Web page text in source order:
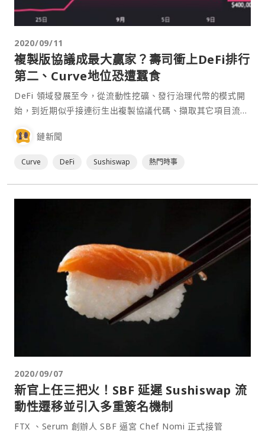
2020/09/11
複製版協議成最大贏家？壽司衝上DeFi排行
第二、Curve地位恐遭蠶食
DeFi 領域發展至今，從流動性挖礦、發行治理代幣的模式開
始，到近期似乎接連衍生出複製協議代碼、擷取其它項目流動
鏈新聞
Curve DeFi Sushiswap 熱門時事
2020/09/07
新官上任三把火！SBF 延遲 Sushiswap 流
動性遷移並引入多重簽名機制
FTX 、Serum 創辦人 SBF 逼宮 Chef Nomi 正式接管